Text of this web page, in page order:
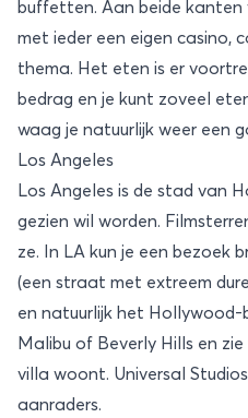
buffetten. Aan beide kanten
met ieder een eigen casino,
thema. Het eten is er
bedrag en je kunt zoveel
waag je natuurlijk weer een
Los Angeles
Los Angeles is de stad van
gezien wil worden.
ze. In LA kun je een bezoek
(een straat met extreem
en natuurlijk het
Malibu of Beverly Hills en
villa woont. Universal
aanraders.